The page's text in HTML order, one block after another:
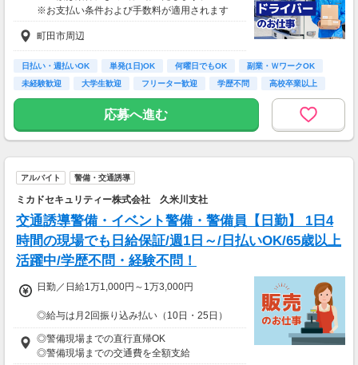
※お支払い条件および手数料が適用されます
町田市周辺
日払い・週払いOK 単発(1日)OK 何曜日でもOK
副業・ＷワークOK
未経験歓迎
大学生歓迎 フリーター歓迎 学歴不問 高校卒業以上
応募へ進む
アルバイト 警備・交通誘導
ミカドセキュリティー株式会社 久米川支社
交通誘導警備・イベント警備・警備員【日勤】 1日4
時間の現場でも日給保証/週1日～/日払いOK/65歳以上
活躍中/学歴不問・経験不問！
日勤／日給1万1,000円～1万3,000円
◎給与は月2回振り込み払い（10日・25日）
◎日払い制度の利用も可能（規定あり）
◎有資格者は日給+2,000円（一般路線は+1,000
円）
◎警備現場までの直行直帰OK
◎警備現場までの交通費を全額支給